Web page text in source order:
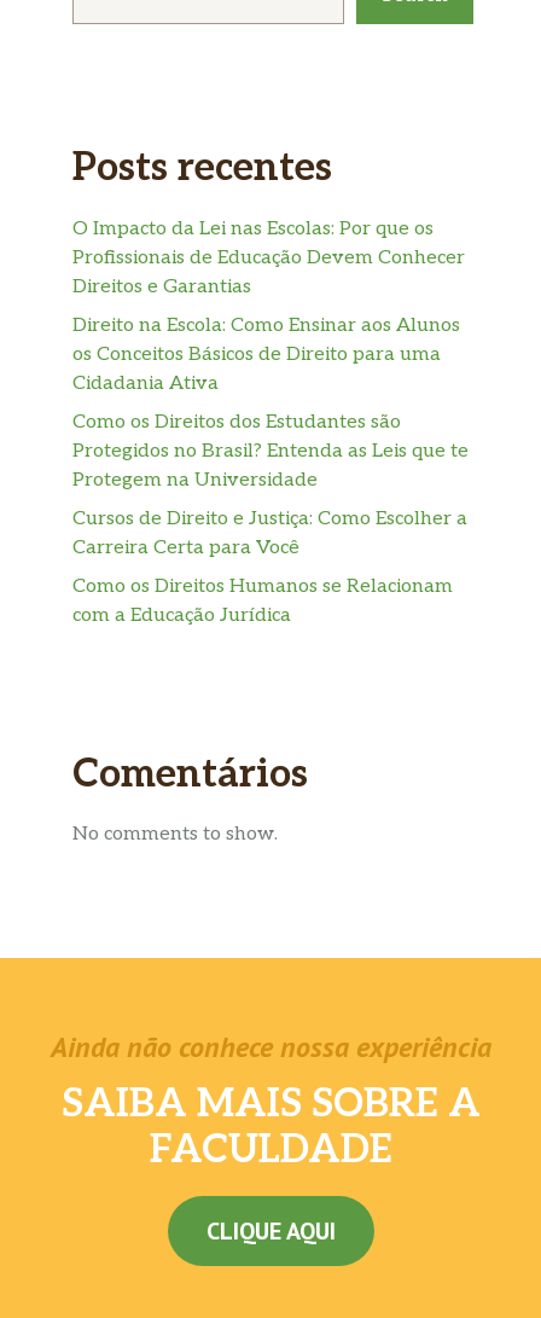
Posts recentes
O Impacto da Lei nas Escolas: Por que os
Profissionais de Educação Devem Conhecer
Direitos e Garantias
Direito na Escola: Como Ensinar aos Alunos
os Conceitos Básicos de Direito para uma
Cidadania Ativa
Como os Direitos dos Estudantes são
Protegidos no Brasil? Entenda as Leis que te
Protegem na Universidade
Cursos de Direito e Justiça: Como Escolher a
Carreira Certa para Você
Como os Direitos Humanos se Relacionam
com a Educação Jurídica
Comentários
No comments to show.
Ainda não conhece nossa experiência
SAIBA MAIS SOBRE A
FACULDADE
CLIQUE AQUI